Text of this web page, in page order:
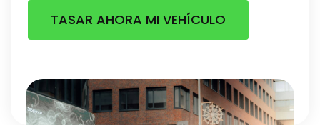
TASAR AHORA MI VEHÍCULO